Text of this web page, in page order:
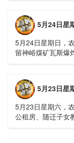
5月24日星
5月24日星期日，
留神峪煤矿瓦斯爆
5月23日星
5月23日星期六，
公租房、随迁子女